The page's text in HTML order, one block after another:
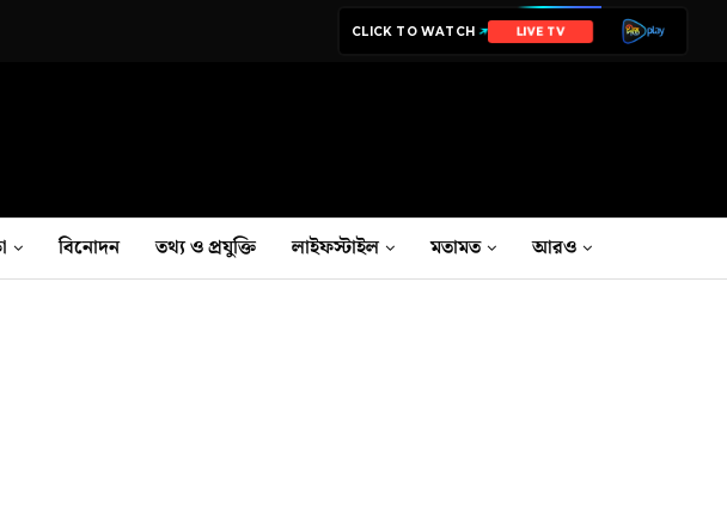
CLICK TO WATCH NEWS
বিনোদন তথ‍্য ও প্রযুক্তি লাইফস্টাইল মতামত আরও